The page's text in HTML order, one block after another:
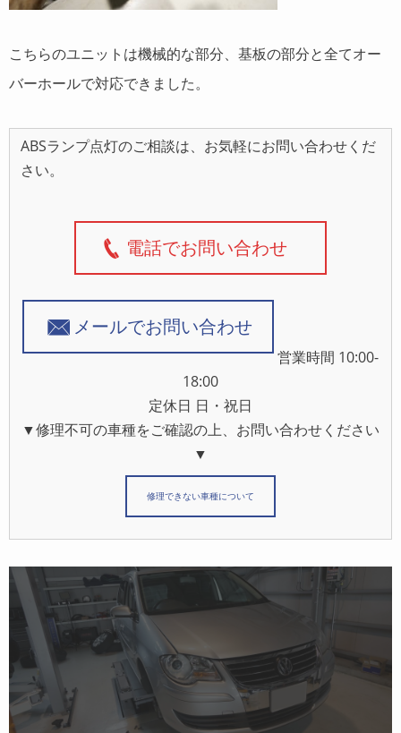
こちらのユニットは機械的な部分、基板の部分と全てオー
バーホールで対応できました。
ABSランプ点灯のご相談は、お気軽にお問い合わせくだ
さい。
電話でお問い合わせ
メールでお問い合わせ
営業時間 10:00-
18:00
定休日 日・祝日
▼修理不可の車種をご確認の上、お問い合わせください
▼
修理できない車種について